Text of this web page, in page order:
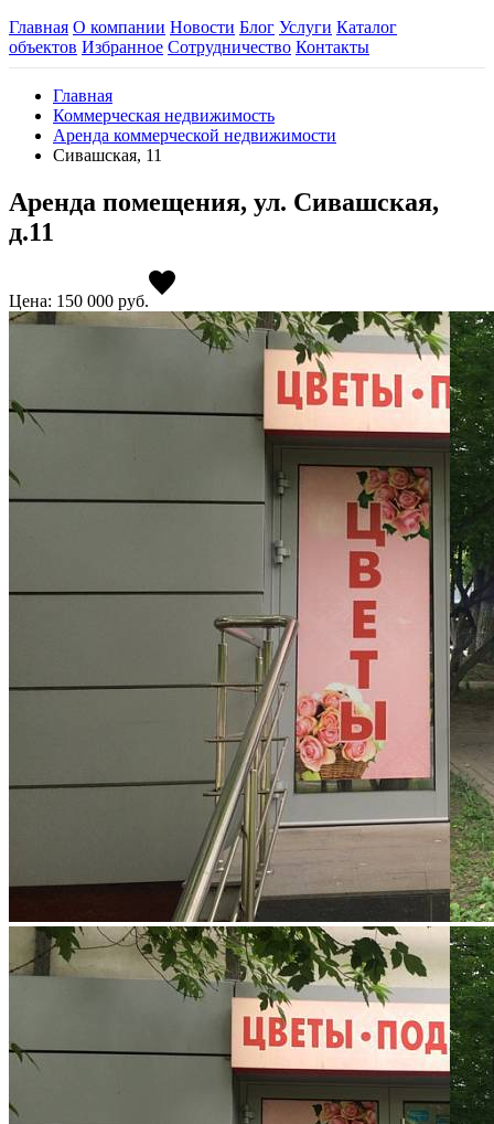
Главная О компании Новости Блог Услуги Каталог
объектов Избранное Сотрудничество Контакты
Главная
Коммерческая недвижимость
Аренда коммерческой недвижимости
Сивашская, 11
Аренда помещения, ул. Сивашская,
д.11
Цена: 150 000 руб.